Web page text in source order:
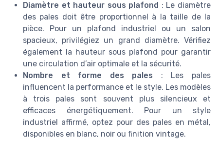
Diamètre et hauteur sous plafond : Le diamètre
des pales doit être proportionnel à la taille de la
pièce. Pour un plafond industriel ou un salon
spacieux, privilégiez un grand diamètre. Vérifiez
également la hauteur sous plafond pour garantir
une circulation d’air optimale et la sécurité.
Nombre et forme des pales : Les pales
influencent la performance et le style. Les modèles
à trois pales sont souvent plus silencieux et
efficaces énergétiquement. Pour un style
industriel affirmé, optez pour des pales en métal,
disponibles en blanc, noir ou finition vintage.